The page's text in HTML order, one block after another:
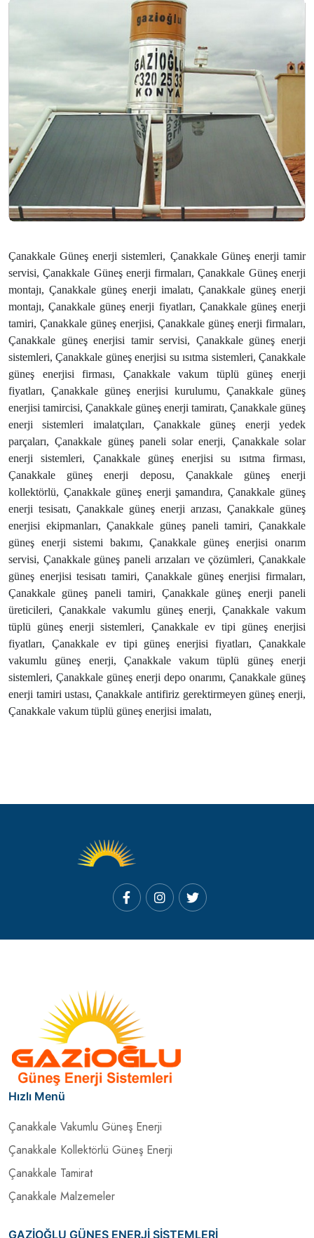
Çanakkale Güneş enerji sistemleri, Çanakkale Güneş enerji tamir
servisi, Çanakkale Güneş enerji firmaları, Çanakkale Güneş enerji
montajı, Çanakkale güneş enerji imalatı, Çanakkale güneş enerji
montajı, Çanakkale güneş enerji fiyatları, Çanakkale güneş enerji
tamiri, Çanakkale güneş enerjisi, Çanakkale güneş enerji firmaları,
Çanakkale güneş enerjisi tamir servisi, Çanakkale güneş enerji
sistemleri, Çanakkale güneş enerjisi su ısıtma sistemleri, Çanakkale
güneş enerjisi firması, Çanakkale vakum tüplü güneş enerji
fiyatları, Çanakkale güneş enerjisi kurulumu, Çanakkale güneş
enerjisi tamircisi, Çanakkale güneş enerji tamiratı, Çanakkale güneş
enerji sistemleri imalatçıları, Çanakkale güneş enerji yedek
parçaları, Çanakkale güneş paneli solar enerji, Çanakkale solar
enerji sistemleri, Çanakkale güneş enerjisi su ısıtma firması,
Çanakkale güneş enerji deposu, Çanakkale güneş enerji
kollektörlü, Çanakkale güneş enerji şamandıra, Çanakkale güneş
enerji tesisatı, Çanakkale güneş enerji arızası, Çanakkale güneş
enerjisi ekipmanları, Çanakkale güneş paneli tamiri, Çanakkale
güneş enerji sistemi bakımı, Çanakkale güneş enerjisi onarım
servisi, Çanakkale güneş paneli arızaları ve çözümleri, Çanakkale
güneş enerjisi tesisatı tamiri, Çanakkale güneş enerjisi firmaları,
Çanakkale güneş paneli tamiri, Çanakkale güneş enerji paneli
üreticileri, Çanakkale vakumlu güneş enerji, Çanakkale vakum
tüplü güneş enerji sistemleri, Çanakkale ev tipi güneş enerjisi
fiyatları, Çanakkale ev tipi güneş enerjisi fiyatları, Çanakkale
vakumlu güneş enerji, Çanakkale vakum tüplü güneş enerji
sistemleri, Çanakkale güneş enerji depo onarımı, Çanakkale güneş
enerji tamiri ustası, Çanakkale antifiriz gerektirmeyen güneş enerji,
Çanakkale vakum tüplü güneş enerjisi imalatı,
Hızlı Menü
Çanakkale Vakumlu Güneş Enerji
Çanakkale Kollektörlü Güneş Enerji
Çanakkale Tamirat
Çanakkale Malzemeler
GAZİOĞLU GÜNEŞ ENERJİ SİSTEMLERİ